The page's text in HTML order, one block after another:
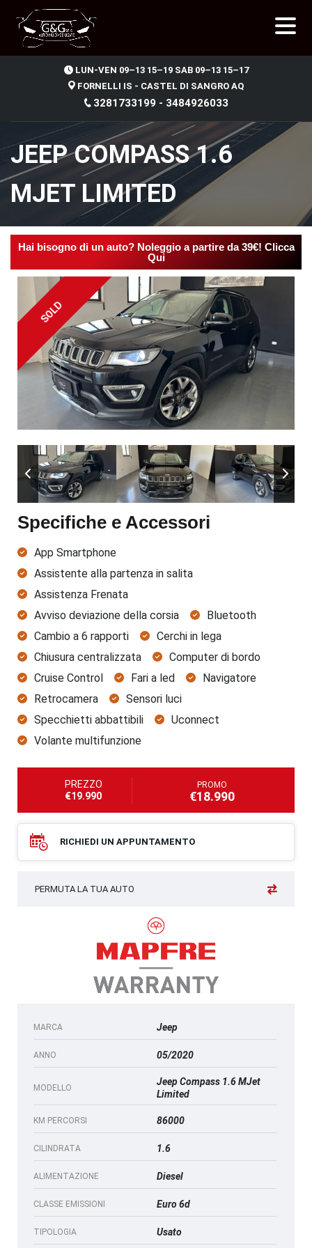
LUN-VEN 09–13 15–19 SAB 09–13 15–17
FORNELLI IS - CASTEL DI SANGRO AQ
3281733199 - 3484926033
JEEP COMPASS 1.6
MJET LIMITED
Hai bisogno di un auto? Noleggio a partire da 39€! Clicca
Qui
SOLD
Specifiche e Accessori
App Smartphone
Assistente alla partenza in salita
Assistenza Frenata
Avviso deviazione della corsia
Bluetooth
Cambio a 6 rapporti
Cerchi in lega
Chiusura centralizzata
Computer di bordo
Cruise Control
Fari a led
Navigatore
Retrocamera
Sensori luci
Specchietti abbattibili
Uconnect
Volante multifunzione
PREZZO
€19.990
PROMO
€18.990
RICHIEDI UN APPUNTAMENTO
PERMUTA LA TUA AUTO
MARCA Jeep
ANNO 05/2020
MODELLO
Jeep Compass 1.6 MJet
Limited
KM PERCORSI 86000
CILINDRATA 1.6
ALIMENTAZIONE Diesel
CLASSE EMISSIONI Euro 6d
TIPOLOGIA Usato